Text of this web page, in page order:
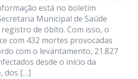
está no boletim
Municipal de Saúde
de óbito. Com isso, o
com 432 mortes provocadas
com o levantamento, 21.827
desde o início da
dos […]